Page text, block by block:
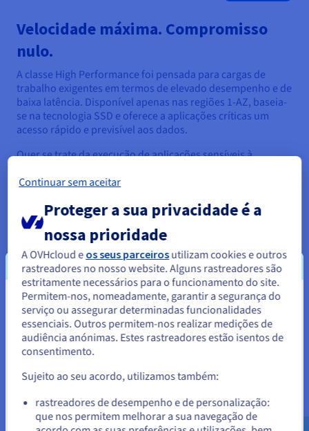
Velocidade máxima. Compromisso
nulo.
A classe High Performance foi pensada para cargas de
trabalho exigentes em termos de elevado desempenho e de
baixa latência. Disponível apenas nas regiões 1-AZ, baseia-
se na tecnologia SSD e oferece a aplicações críticas um
acesso rápido e previsível aos dados.
Quer se trate da execução de aplicações sensíveis à
trabalho de débito elevado, a classe High Performance
faturação simples e transparente da OVHcloud.
Começar Preços
Casos de uso
dados
Aplicações sensíveis à latência e cargas de
trabalho transacionais
Parece que está localizado em
Estados Unidos.
Para encomendar a partir de Estados Unidos, terá de consultar e
Aceder ao website do Estados Unidos
us.ovhcloud.com/
Inglês USD - $
Continuar sem aceitar
Proteger a sua privacidade é a
nossa prioridade
A OVHcloud e os seus parceirosutilizam cookies e outros
rastreadores no nosso website. Alguns rastreadores são
estritamente necessários para o funcionamento do site.
Permitem-nos, nomeadamente, garantir a segurança do
serviço ou assegurar determinadas funcionalidades
essenciais. Outros permitem-nos realizar medições de
audiência anónimas. Estes rastreadores estão isentos de
consentimento.
Sujeito ao seu acordo, utilizamos também:
rastreadores de desempenho e de personalização:
que nos permitem melhorar a sua navegação de